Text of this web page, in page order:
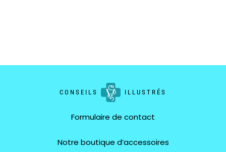
CONSEILS ILLUSTRÉS
Formulaire de contact
Notre boutique d’accessoires